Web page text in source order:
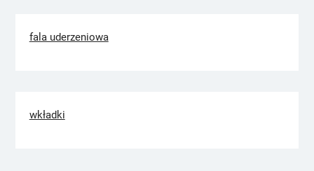
fala uderzeniowa
wkładki